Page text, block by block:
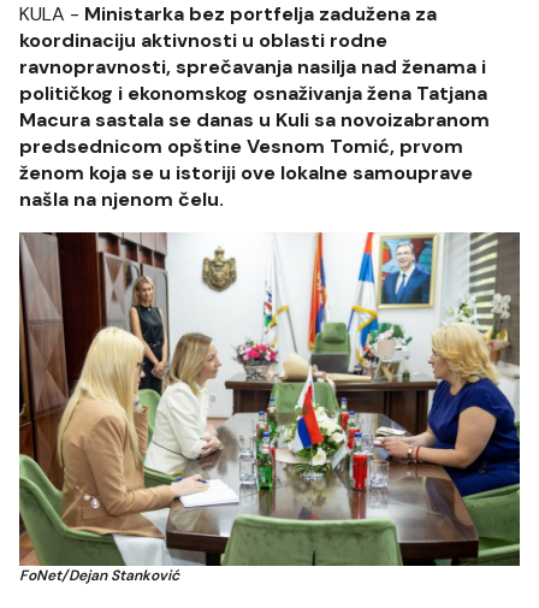
KULA - Ministarka bez portfelja zadužena za
koordinaciju aktivnosti u oblasti rodne
ravnopravnosti, sprečavanja nasilja nad ženama i
političkog i ekonomskog osnaživanja žena Tatjana
Macura sastala se danas u Kuli sa novoizabranom
predsednicom opštine Vesnom Tomić, prvom
ženom koja se u istoriji ove lokalne samouprave
našla na njenom čelu.
FoNet/Dejan Stanković